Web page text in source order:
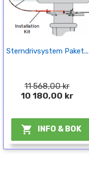
Sterndrivsystem Paket...
11 568,00 kr
10 180,00 kr
 INFO & BOK